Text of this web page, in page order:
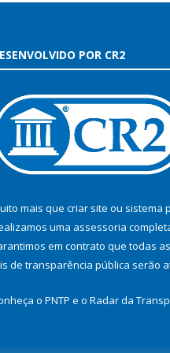
POR CR2
mais que criar site ou sistema
uma assessoria
em contrato que todas
de transparência pública serão
o PNTP e o Radar da